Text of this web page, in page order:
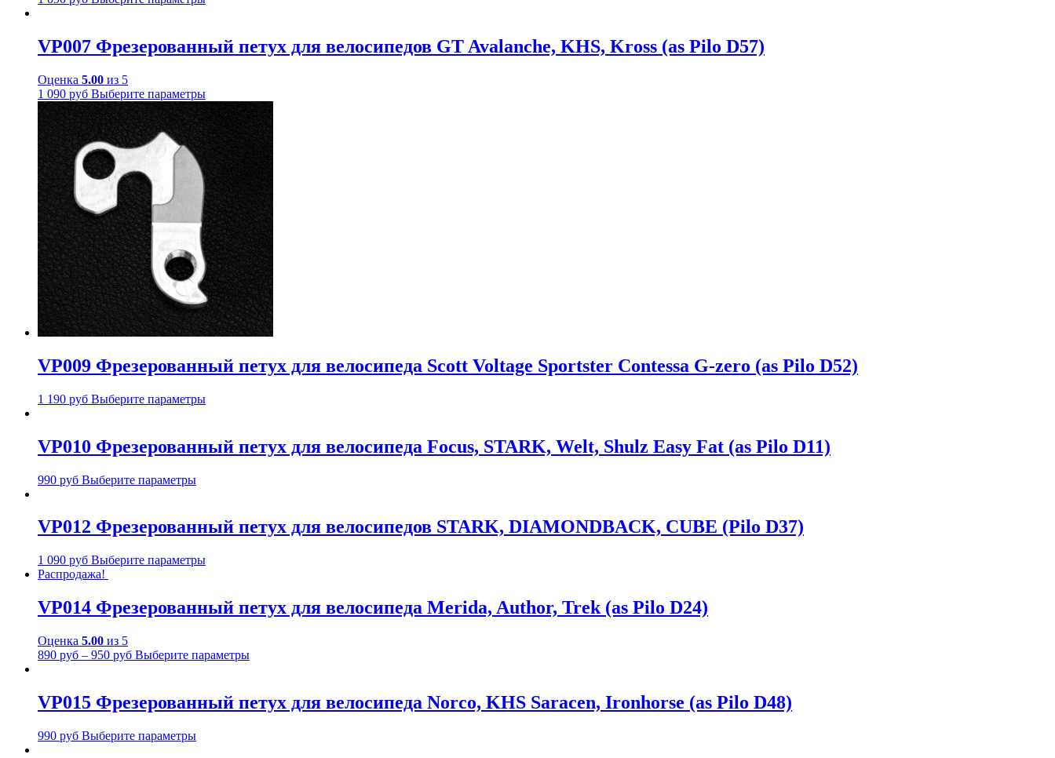
VP007 Фрезерованный петух для велосипедов GT Avalanche, KHS, Kross (as Pilo D57)
Оценка 5.00 из 5
1 090 руб Выберите параметры
VP009 Фрезерованный петух для велосипеда Scott Voltage Sportster Contessa G-zero (as Pilo D52)
1 190 руб Выберите параметры
VP010 Фрезерованный петух для велосипеда Focus, STARK, Welt, Shulz Easy Fat (as Pilo D11)
990 руб Выберите параметры
VP012 Фрезерованный петух для велосипедов STARK, DIAMONDBACK, CUBE (Pilo D37)
1 090 руб Выберите параметры
Распродажа!
VP014 Фрезерованный петух для велосипеда Merida, Author, Trek (as Pilo D24)
Оценка 5.00 из 5
890 руб – 950 руб Выберите параметры
VP015 Фрезерованный петух для велосипеда Norco, KHS Saracen, Ironhorse (as Pilo D48)
990 руб Выберите параметры